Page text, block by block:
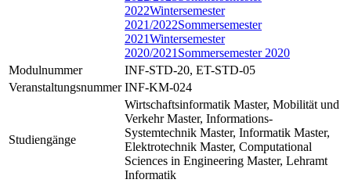
2022Wintersemester
2021/2022Sommersemester
2021Wintersemester
2020/2021Sommersemester 2020
Modulnummer
INF-STD-20, ET-STD-05
Veranstaltungsnummer INF-KM-024
Studiengänge
Wirtschaftsinformatik Master, Mobilität und
Verkehr Master, Informations-
Systemtechnik Master, Informatik Master,
Elektrotechnik Master, Computational
Sciences in Engineering Master, Lehramt
Informatik